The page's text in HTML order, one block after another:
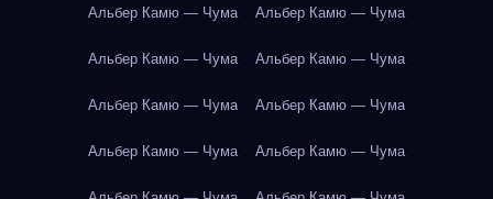
Альбер Камю — Чума Альбер Камю — Чума
Альбер Камю — Чума Альбер Камю — Чума
Альбер Камю — Чума Альбер Камю — Чума
Альбер Камю — Чума Альбер Камю — Чума